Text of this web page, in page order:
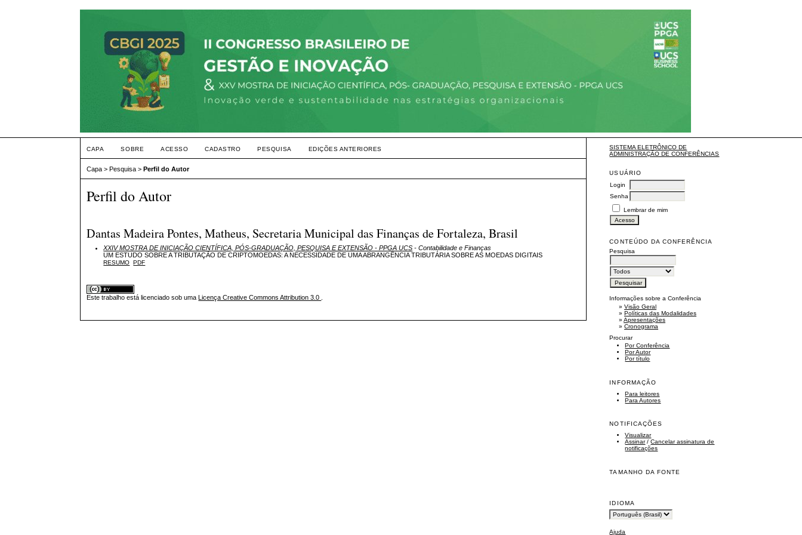
SISTEMA ELETRÔNICO DE
ADMINISTRAÇÃO DE CONFERÊNCIAS
USUÁRIO
Login
Senha
Lembrar de mim
CONTEÚDO DA CONFERÊNCIA
Pesquisa
Informações sobre a Conferência
»Visão Geral
»Políticas das Modalidades
»Apresentações
»Cronograma
Procurar
Por Conferência
Por Autor
Por título
INFORMAÇÃO
Para leitores
Para Autores
NOTIFICAÇÕES
Visualizar
Assinar/Cancelar assinatura de
notificações
TAMANHO DA FONTE
IDIOMA
Ajuda
CAPA SOBRE ACESSO CADASTRO PESQUISA EDIÇÕES ANTERIORES
Capa >Pesquisa >Perfil do Autor
Perfil do Autor
Dantas Madeira Pontes, Matheus, Secretaria Municipal das Finanças de Fortaleza, Brasil
XXIV MOSTRA DE INICIAÇÃO CIENTÍFICA, PÓS-GRADUAÇÃO, PESQUISA E EXTENSÃO - PPGA UCS - Contabilidade e Finanças
UM ESTUDO SOBRE A TRIBUTAÇÃO DE CRIPTOMOEDAS: A NECESSIDADE DE UMA ABRANGÊNCIA TRIBUTÁRIA SOBRE AS MOEDAS DIGITAIS
RESUMO PDF
Este trabalho está licenciado sob uma Licença Creative Commons Attribution 3.0